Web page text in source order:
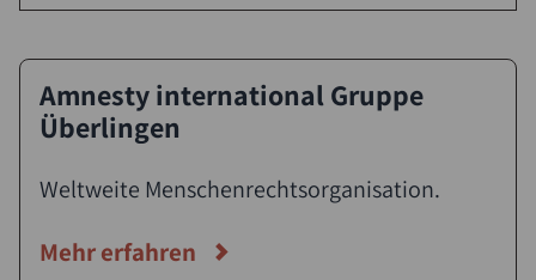
Amnesty international Gruppe
Überlingen
Weltweite Menschenrechtsorganisation.
Mehr erfahren